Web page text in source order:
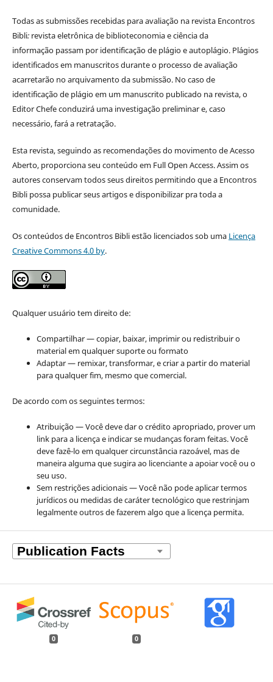
Todas as submissões recebidas para avaliação na revista Encontros
Bibli: revista eletrônica de biblioteconomia e ciência da
informaçãopassam por identificação de plágio e autoplágio. Plágios
identificados em manuscritos durante o processo de avaliação
acarretarão no arquivamento da submissão. No caso de
identificação de plágio em um manuscrito publicado na revista, o
Editor Chefe conduzirá uma investigação preliminar e, caso
necessário, fará a retratação.
Esta revista, seguindo as recomendações do movimento de Acesso
Aberto, proporciona seu conteúdo em Full Open Access. Assim os
autores conservam todos seus direitos permitindo que a Encontros
Bibli possa publicar seus artigos e disponibilizar pra toda a
comunidade.
Os conteúdos de Encontros Bibli estão licenciados sob uma Licença
Creative Commons 4.0 by.
Qualquer usuário tem direito de:
Compartilhar — copiar, baixar, imprimir ou redistribuir o
material em qualquer suporte ou formato
Adaptar — remixar, transformar, e criar a partir do material
para qualquer fim, mesmo que comercial.
De acordo com os seguintes termos:
Atribuição — Você deve dar o crédito apropriado, prover um
link para a licença e indicar se mudanças foram feitas. Você
deve fazê-lo em qualquer circunstância razoável, mas de
maneira alguma que sugira ao licenciante a apoiar você ou o
seu uso.
Sem restrições adicionais — Você não pode aplicar termos
jurídicos ou medidas de caráter tecnológico que restrinjam
legalmente outros de fazerem algo que a licença permita.
0 0